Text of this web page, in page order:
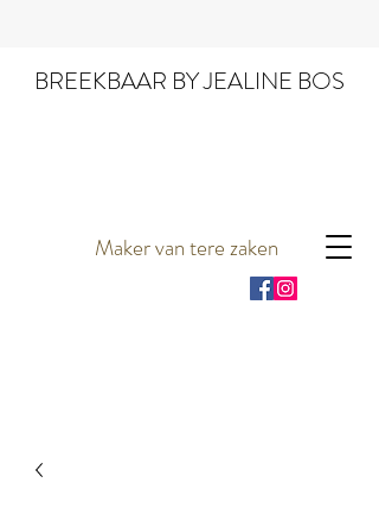
BREEKBAAR BY JEALINE BOS
Maker van tere zaken